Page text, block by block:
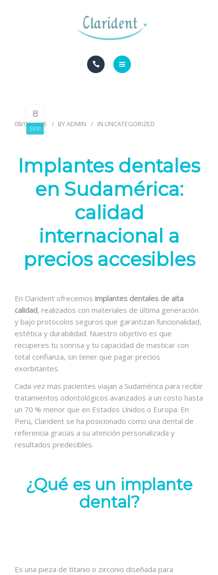
BLOG
8
SEP
08/09/2025 BYADMIN IN UNCATEGORIZED
Implantes dentales
en Sudamérica:
calidad
internacional a
precios accesibles
En Clarident ofrecemos implantes dentales de alta
calidad, realizados con materiales de última generación
y bajo protocolos seguros que garantizan funcionalidad,
estética y durabilidad. Nuestro objetivo es que
recuperes tu sonrisa y tu capacidad de masticar con
total confianza, sin tener que pagar precios
exorbitantes.
Cada vez más pacientes viajan a Sudamérica para recibir
tratamientos odontológicos avanzados a un costo hasta
un 70 % menor que en Estados Unidos o Europa. En
Perú, Clarident se ha posicionado como una dental de
referencia gracias a su atención personalizada y
resultados predecibles.
¿Qué es un implante
dental?
Es una pieza de titanio o zirconio diseñada para